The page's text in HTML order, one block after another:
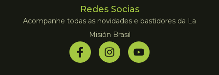
Redes Socias
Acompanhe todas as novidades e bastidores da La
Misión Brasil